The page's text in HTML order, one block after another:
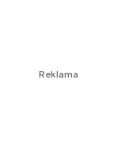
Reklama